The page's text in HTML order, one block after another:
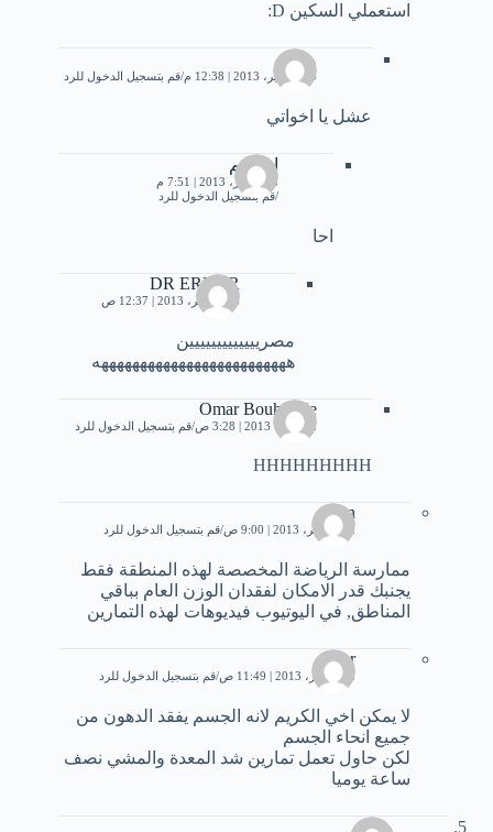
استعملي السكين D:
محمد
24 سبتمبر، 2013 | 12:38 م قم بتسجيل الدخول للرد
عشل يا اخواتي
ابراهيم
13 أكتوبر، 2013 | 7:51 م
قم بتسجيل الدخول للرد
احا
DR ERROR
26 نوفمبر، 2013 | 12:37 ص
مصرييييييييييييين
هههههههههههههههههههههههههه
Omar Bouhrouje
2 أكتوبر، 2013 | 3:28 ص قم بتسجيل الدخول للرد
HHHHHHHHH
leen
12 نوفمبر، 2013 | 9:00 ص قم بتسجيل الدخول للرد
ممارسة الرياضة المخصصة لهذه المنطقة فقط
يجنبك قدر الامكان لفقدان الوزن العام بباقي
المناطق, في اليوتيوب فيديوهات لهذه التمارين
omar
8 ديسمبر، 2013 | 11:49 ص قم بتسجيل الدخول للرد
لا يمكن اخي الكريم لانه الجسم يفقد الدهون من
جميع انحاء الجسم
لكن حاول تعمل تمارين شد المعدة والمشي نصف
ساعة يوميا
ماف